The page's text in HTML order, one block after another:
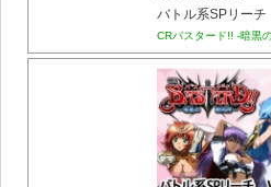
CRバスタード!! -暗黒